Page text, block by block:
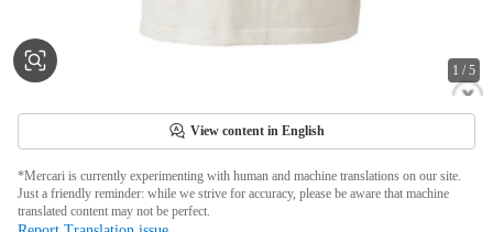
1 /5
View content in English
*Mercari is currently experimenting with human and machine translations on our site.
Just a friendly reminder: while we strive for accuracy, please be aware that machine
translated content may not be perfect.